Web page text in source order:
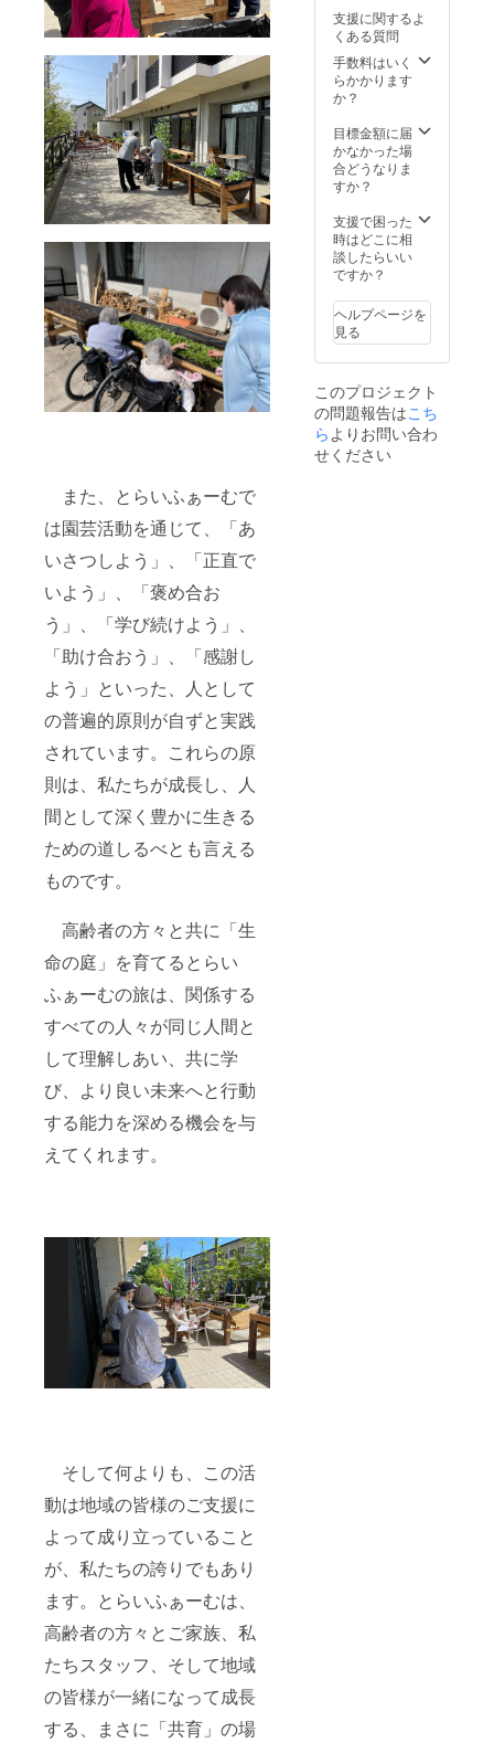
また、とらいふぁーむで
は園芸活動を通じて、「あ
いさつしよう」、「正直で
いよう」、「褒め合お
う」、「学び続けよう」、
「助け合おう」、「感謝し
よう」といった、人として
の普遍的原則が自ずと実践
されています。これらの原
則は、私たちが成長し、人
間として深く豊かに生きる
ための道しるべとも言える
ものです。
高齢者の方々と共に「生
命の庭」を育てるとらい
ふぁーむの旅は、関係する
すべての人々が同じ人間と
して理解しあい、共に学
び、より良い未来へと行動
する能力を深める機会を与
えてくれます。
そして何よりも、この活
動は地域の皆様のご支援に
よって成り立っていること
が、私たちの誇りでもあり
ます。とらいふぁーむは、
高齢者の方々とご家族、私
たちスタッフ、そして地域
の皆様が一緒になって成長
する、まさに「共育」の場
そして、
2017年5月に
当法人三番
目の施設と
して、特別
養護老人
ホームを中
目的福祉施
設である
「とらいふ
武蔵野」を
開設しまし
た。この
武蔵野」
は、高齢者
向けの介
も回収
し再製
品化で
きるサ
ステナ
製品で
あり、
本企画
の理念
してい
ると判
断して
採用に
した。
製品の
詳細に
つきま
https://
paplus.j
p/about/
をご参
照くだ
支援に関するよ
くある質問
手数料はいく
らかかります
か？
目標金額に届
かなかった場
合どうなりま
すか？
支援で困った
時はどこに相
談したらいい
ですか？
ヘルプページを
見る
このプロジェクト
の問題報告はこち
らよりお問い合わ
せください